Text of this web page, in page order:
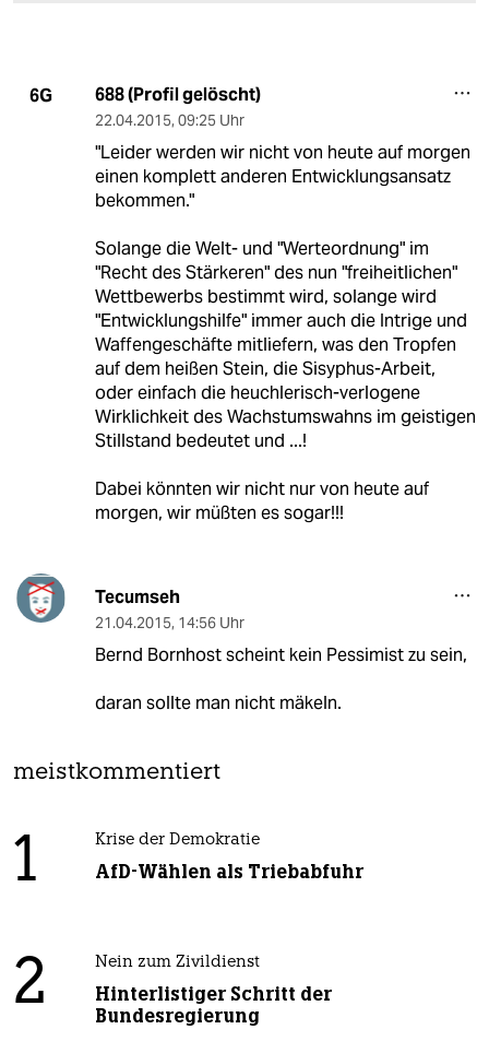
6G 688 (Profil gelöscht)
22.04.2015, 09:25 Uhr
"Leider werden wir nicht von heute auf morgen
einen komplett anderen Entwicklungsansatz
bekommen."
Solange die Welt- und "Werteordnung" im
"Recht des Stärkeren" des nun "freiheitlichen"
Wettbewerbs bestimmt wird, solange wird
"Entwicklungshilfe" immer auch die Intrige und
Waffengeschäfte mitliefern, was den Tropfen
auf dem heißen Stein, die Sisyphus-Arbeit,
oder einfach die heuchlerisch-verlogene
Wirklichkeit des Wachstumswahns im geistigen
Stillstand bedeutet und ...!
Dabei könnten wir nicht nur von heute auf
morgen, wir müßten es sogar!!!
Tecumseh
21.04.2015, 14:56 Uhr
Bernd Bornhost scheint kein Pessimist zu sein,
daran sollte man nicht mäkeln.
meistkommentiert
1 Krise der Demokratie
AfD-Wählen als Triebabfuhr
2 Nein zum Zivildienst
Hinterlistiger Schritt der
Bundesregierung